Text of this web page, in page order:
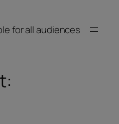
for all audiences